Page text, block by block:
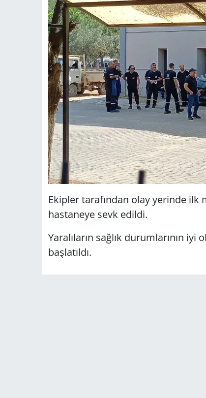
Ekipler tarafından olay yerinde ilk
hastaneye sevk edildi.
Yaralıların sağlık durumlarının
başlatıldı.